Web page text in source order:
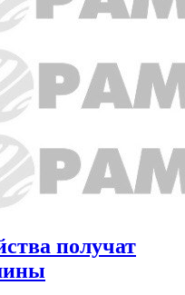
получат